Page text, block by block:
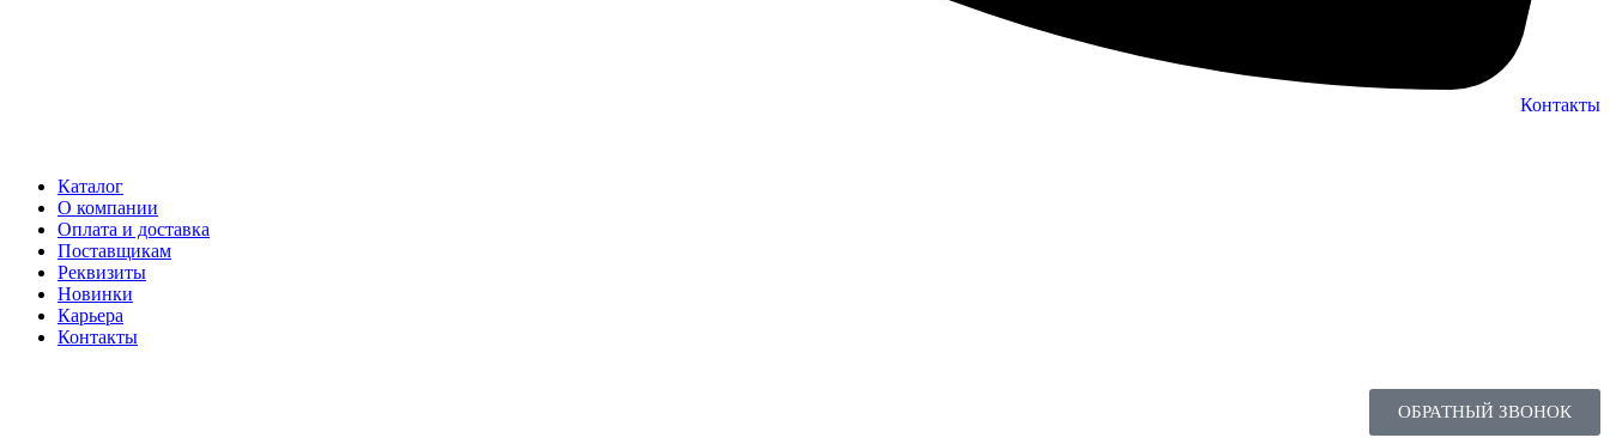
Контакты
Каталог
О компании
Оплата и доставка
Поставщикам
Реквизиты
Новинки
Карьера
Контакты
ОБРАТНЫЙ ЗВОНОК